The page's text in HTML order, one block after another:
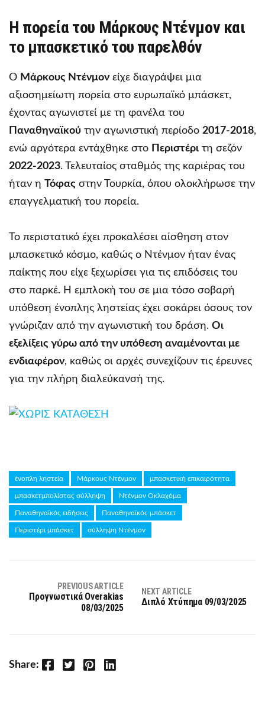
Η πορεία του Μάρκους Ντένμον και
το μπασκετικό του παρελθόν
Ο Μάρκους Ντένμονείχε διαγράψει μια
αξιοσημείωτη πορεία στο ευρωπαϊκό μπάσκετ,
έχοντας αγωνιστεί με τη φανέλα του
Παναθηναϊκού την αγωνιστική περίοδο 2017-2018,
ενώ αργότερα εντάχθηκε στο Περιστέρι τη σεζόν
2022-2023. Τελευταίος σταθμός της καριέρας του
ήταν η Τόφας στην Τουρκία, όπου ολοκλήρωσε την
επαγγελματική του πορεία.
Το περιστατικό έχει προκαλέσει αίσθηση στον
μπασκετικό κόσμο, καθώς ο Ντένμον ήταν ένας
παίκτης που είχε ξεχωρίσει για τις επιδόσεις του
στο παρκέ. Η εμπλοκή του σε μια τόσο σοβαρή
υπόθεση ένοπλης ληστείας έχει σοκάρει όσους τον
γνώριζαν από την αγωνιστική του δράση. Οι
εξελίξεις γύρω από την υπόθεση αναμένονται με
ενδιαφέρον, καθώς οι αρχές συνεχίζουν τις έρευνες
για την πλήρη διαλεύκανσή της.
ένοπλη ληστεία Μάρκους Ντένμον μπασκετική επικαιρότητα
μπασκετμπολίστας σύλληψη Ντένμον Οκλαχόμα
Παναθηναϊκός ειδήσεις Παναθηναϊκός μπάσκετ
Περιστέρι μπάσκετ σύλληψη Ντένμον
PREVIOUS ARTICLE
Προγνωστικά Overakias
08/03/2025
NEXT ARTICLE
Διπλό Χτύπημα 09/03/2025
Share: Facebook Twitter Pinterest LinkedIn